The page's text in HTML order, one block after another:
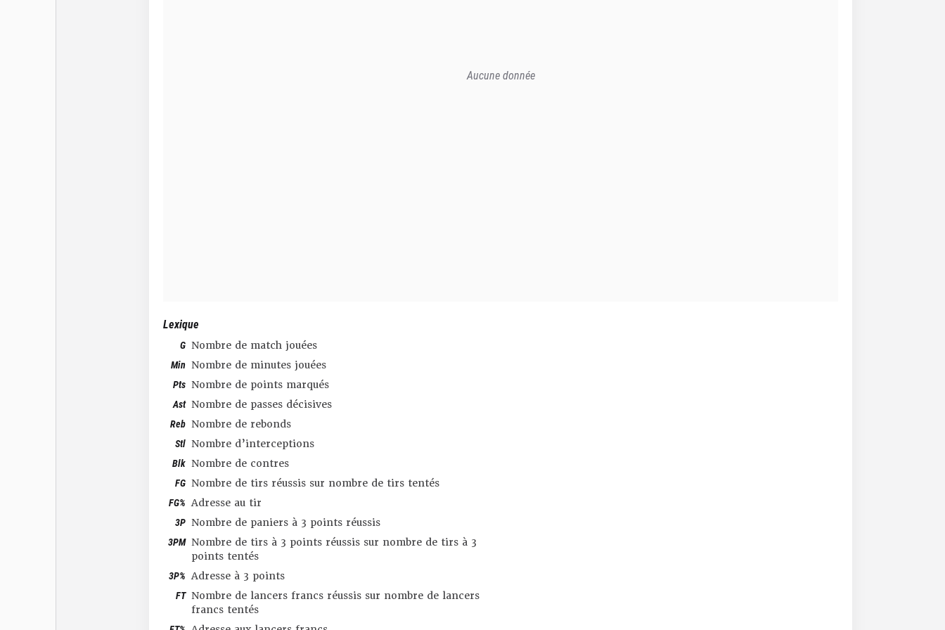
Aucune donnée
Lexique
G Nombre de match jouées
Min Nombre de minutes jouées
Pts Nombre de points marqués
Ast Nombre de passes décisives
Reb Nombre de rebonds
Stl Nombre d’interceptions
Blk Nombre de contres
FG Nombre de tirs réussis sur nombre de tirs tentés
FG% Adresse au tir
3P Nombre de paniers à 3 points réussis
3PM Nombre de tirs à 3 points réussis sur nombre de tirs à 3
points tentés
3P% Adresse à 3 points
FT Nombre de lancers francs réussis sur nombre de lancers
francs tentés